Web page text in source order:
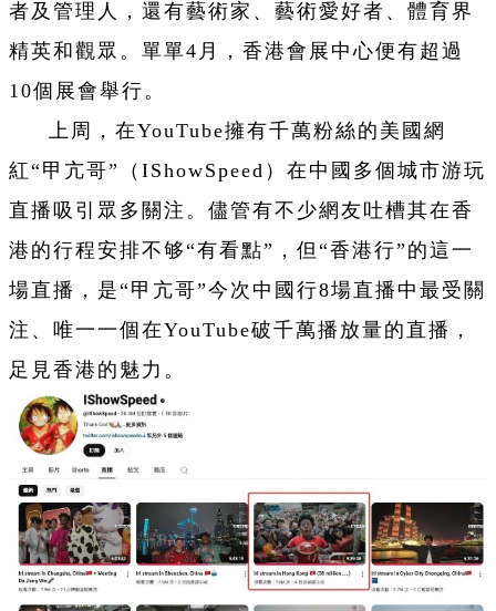
者及管理人，還有藝術家、藝術愛好者、體育界
精英和觀眾。單單4月，香港會展中心便有超過
10個展會舉行。
上周，在YouTube擁有千萬粉絲的美國網
紅“甲亢哥”（IShowSpeed）在中國多個城市游玩
直播吸引眾多關注。儘管有不少網友吐槽其在香
港的行程安排不够“有看點”，但“香港行”的這一
場直播，是“甲亢哥”今次中國行8場直播中最受關
注、唯一一個在YouTube破千萬播放量的直播，
足見香港的魅力。